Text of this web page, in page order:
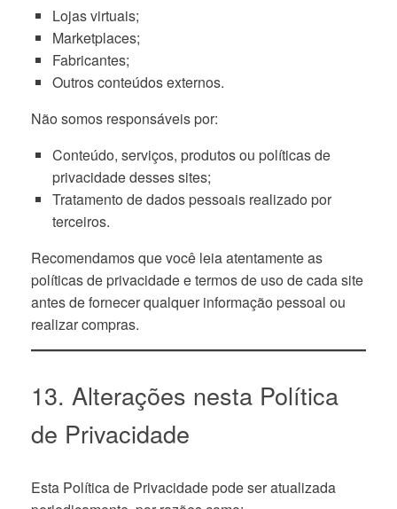
Lojas virtuais;
Marketplaces;
Fabricantes;
Outros conteúdos externos.
Não somos responsáveis por:
Conteúdo, serviços, produtos ou políticas de
privacidade desses sites;
Tratamento de dados pessoais realizado por
terceiros.
Recomendamos que você leia atentamente as
políticas de privacidade e termos de uso de cada site
antes de fornecer qualquer informação pessoal ou
realizar compras.
13. Alterações nesta Política
de Privacidade
Esta Política de Privacidade pode ser atualizada